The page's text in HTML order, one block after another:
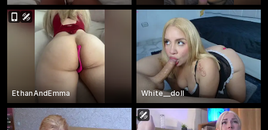
EthanAndEmma White__doll